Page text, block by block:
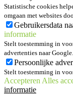
Statistische cookies
omgaan met websites
Gebruikersdata
informatie
Stelt toestemming in
advertenties naar Google.
Persoonlijke
Stelt toestemming in
Accepteren Alles
informatie